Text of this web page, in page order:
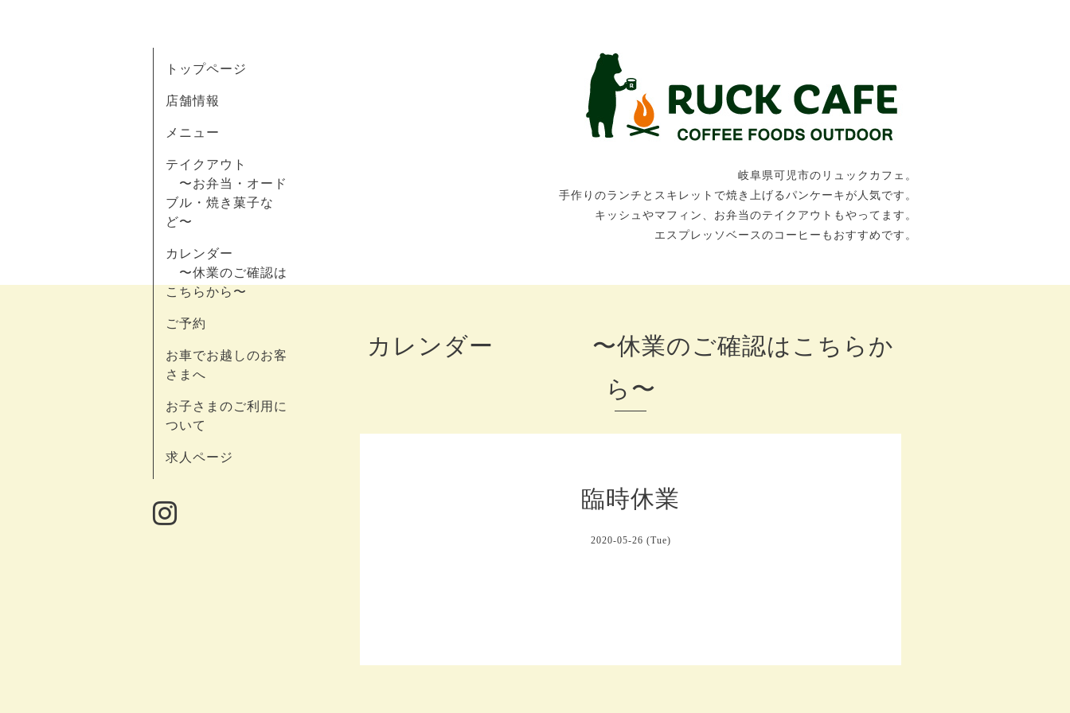
岐阜県可児市のリュックカフェ。
手作りのランチとスキレットで焼き上げるパンケーキが人気です。
キッシュやマフィン、お弁当のテイクアウトもやってます。
エスプレッソベースのコーヒーもおすすめです。
トップページ
店舗情報
メニュー
テイクアウト
〜お弁当・オード
ブル・焼き菓子な
ど〜
カレンダー
〜休業のご確認は
こちらから〜
ご予約
お車でお越しのお客
さまへ
お子さまのご利用に
ついて
求人ページ
カレンダー 〜休業のご確認はこちらか
ら〜
臨時休業
2020-05-26 (Tue)